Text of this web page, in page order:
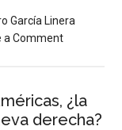
García Linera
a Comment
¿la
derecha?